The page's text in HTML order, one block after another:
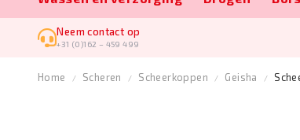
Neem contact op
+31 (0)162 – 459 499
Home Scheren Scheerkoppen Geisha